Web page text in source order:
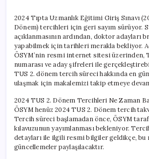
2024 Tıpta Uzmanlık Eğitimi Giriş Sınavı
Dönem) tercihleri için geri sayım sürüyor.
açıklanmasının ardından, doktor adayları
yapabilmek için tarihleri merakla bekliyor.
ÖSYM’nin resmi internet sitesi üzerinden,
numarası ve aday şifreleri ile
TUS 2. dönem tercih süreci hakkında en
ulaşmak için makalemizi takip etmeye
2024 TUS 2. Dönem Tercihleri Ne Zaman
ÖSYM henüz 2024 TUS 2. Dönem tercih
Tercih süreci başlamadan önce, ÖSYM
kılavuzunun yayımlanması bekleniyor.
detayları ile ilgili resmi bilgiler geldikçe, bu
güncellemeler paylaşılacaktır.